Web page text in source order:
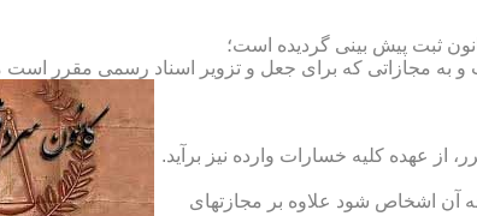
به مجازاتی که برای جعل و تزویر اسناد رسمی مقرر
از عهده کلیه خسارات وارده نیز برآید.
آن اشخاص شود علاوه بر مجازتهای